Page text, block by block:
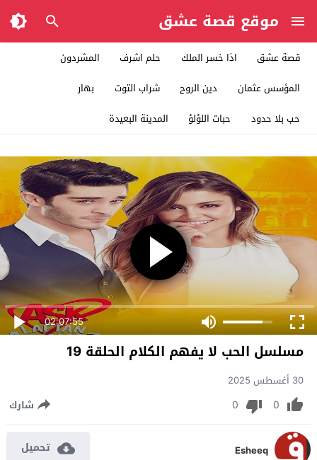
موقع قصة عشق
قصة عشق اذا خسر الملك حلم اشرف
المشردون
المؤسس عثمان
دين الروح شراب التوت
بهار
حب بلا حدود
حبات اللؤلؤ المدينة البعيدة
02:07:55
مسلسل الحب لا يفهم الكلام الحلقة 19
30 أغسطس 2025
0
0 شارك
Esheeq تحميل